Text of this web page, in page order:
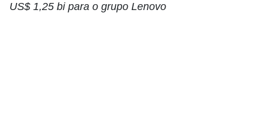
US$ 1,25 bi para o grupo Lenovo